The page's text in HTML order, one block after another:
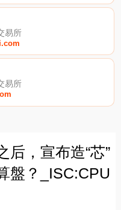
易所
易所
后，宣布造“芯”
盤？_ISC:CPU